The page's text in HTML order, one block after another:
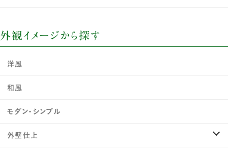
外観イメージから探す
洋風
和風
モダン・シンプル
外壁仕上